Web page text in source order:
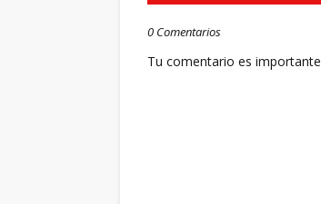
0 Comentarios
Tu comentario es importante